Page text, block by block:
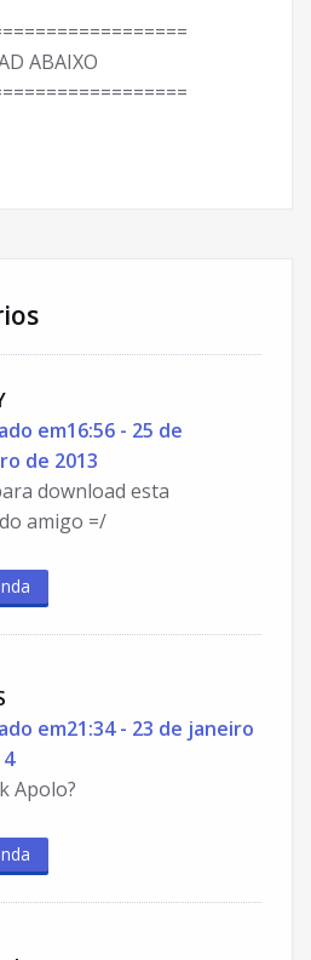
ABAIXO
em16:56 - 25 de
de 2013
download esta
amigo =/
em21:34 - 23 de janeiro
Apolo?